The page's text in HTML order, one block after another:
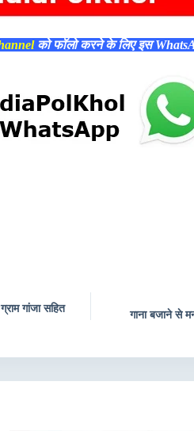
को फॉलो करने के लिए इस
गांजा सहित
गाना बजाने से